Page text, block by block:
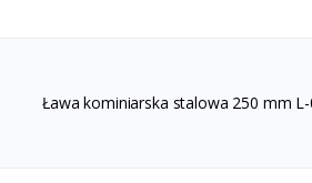
Ława kominiarska stalowa 250 mm